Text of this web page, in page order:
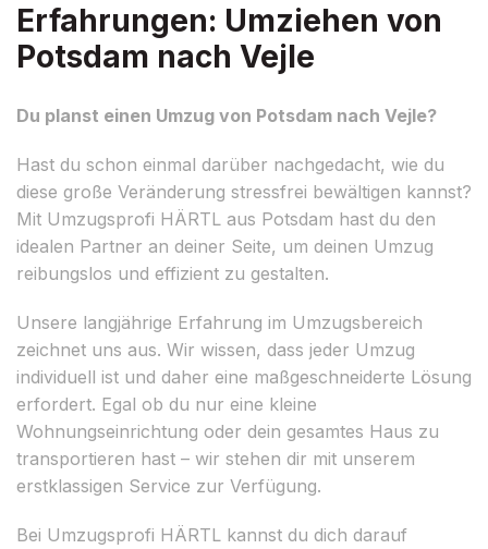
Erfahrungen: Umziehen von
Potsdam nach Vejle
Du planst einen Umzug von Potsdam nach Vejle?
Hast du schon einmal darüber nachgedacht, wie du
diese große Veränderung stressfrei bewältigen kannst?
Mit Umzugsprofi HÄRTL aus Potsdam hast du den
idealen Partner an deiner Seite, um deinen Umzug
reibungslos und effizient zu gestalten.
Unsere langjährige Erfahrung im Umzugsbereich
zeichnet uns aus. Wir wissen, dass jeder Umzug
individuell ist und daher eine maßgeschneiderte Lösung
erfordert. Egal ob du nur eine kleine
Wohnungseinrichtung oder dein gesamtes Haus zu
transportieren hast – wir stehen dir mit unserem
erstklassigen Service zur Verfügung.
Bei Umzugsprofi HÄRTL kannst du dich darauf